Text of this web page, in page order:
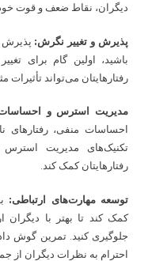
دیگران، نقاط ضعف و قوت خود
پذیرش و تغییر نگرش: پذیرش
باشید، اولین گام برای
رفتارهایتان می‌تواند
مدیریت استرس و
احساسات منفی، رفتارهای
تکنیک‌های مدیریت استرس
رفتارهایتان کمک کند.
توسعه مهارت‌های ارتباطی:
کمک کند تا بهتر با دیگران
جلوگیری کنید. تمرین گوش
احترام به نظرات دیگران از